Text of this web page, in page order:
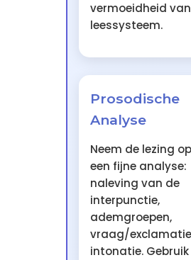
vermoeidheid
leessysteem.
Prosodische
Analyse
Neem de lezing
een fijne analyse:
naleving van de
interpunctie,
ademgroepen,
vraag/exclamatie
intonatie. Gebruik